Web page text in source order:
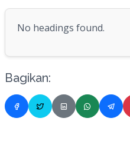
No headings found.
Bagikan: